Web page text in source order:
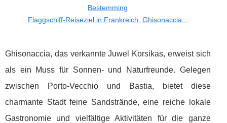
Bestemming
Flaggschiff-Reiseziel in Frankreich: Ghisonaccia...
Ghisonaccia, das verkannte Juwel Korsikas, erweist sich
als ein Muss für Sonnen- und Naturfreunde. Gelegen
zwischen Porto-Vecchio und Bastia, bietet diese
charmante Stadt feine Sandstrände, eine reiche lokale
Gastronomie und vielfältige Aktivitäten für die ganze